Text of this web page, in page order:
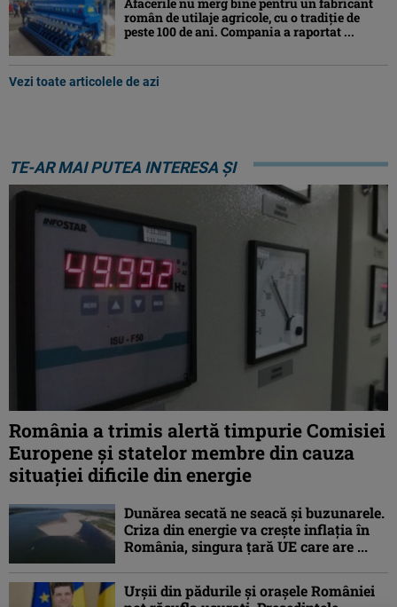
român de utilaje agricole, cu o tradiție de
peste 100 de ani. Compania a raportat ...
Vezi toate articolele de azi
TE-AR MAI PUTEA INTERESA ȘI
România a trimis alertă timpurie Comisiei
Europene și statelor membre din cauza
situației dificile din energie
Dunărea secată ne seacă și buzunarele.
Criza din energie va crește inflația în
România, singura țară UE care are ...
Urșii din pădurile și orașele României